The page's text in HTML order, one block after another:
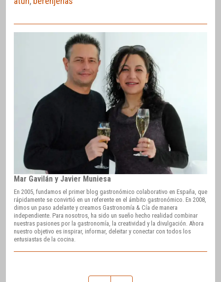
Mar Gavilán y Javier Muniesa
En 2005, fundamos el primer blog gastronómico colaborativo en España, que
rápidamente se convirtió en un referente en el ámbito gastronómico. En 2008,
dimos un paso adelante y creamos Gastronomía & Cía de manera
independiente. Para nosotros, ha sido un sueño hecho realidad combinar
nuestras pasiones por la gastronomía, la creatividad y la divulgación. Ahora
nuestro objetivo es inspirar, informar, deleitar y conectar con todos los
entusiastas de la cocina.